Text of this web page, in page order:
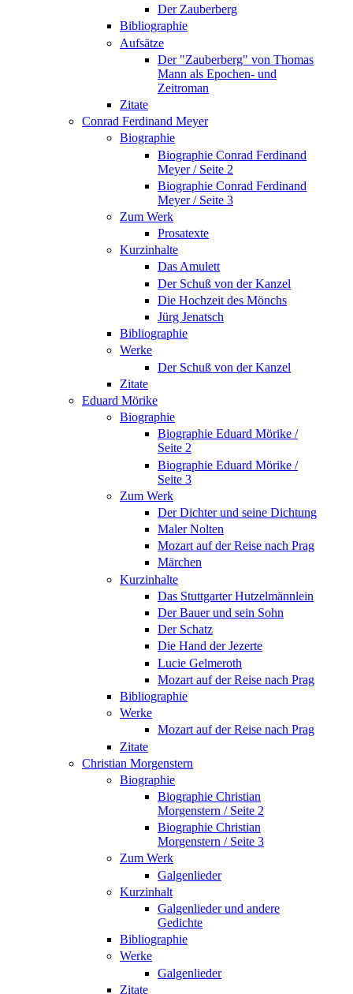
Der Zauberberg
Bibliographie
Aufsätze
Der "Zauberberg" von Thomas
Mann als Epochen- und
Zeitroman
Zitate
Conrad Ferdinand Meyer
Biographie
Biographie Conrad Ferdinand
Meyer / Seite 2
Biographie Conrad Ferdinand
Meyer / Seite 3
Zum Werk
Prosatexte
Kurzinhalte
Das Amulett
Der Schuß von der Kanzel
Die Hochzeit des Mönchs
Jürg Jenatsch
Bibliographie
Werke
Der Schuß von der Kanzel
Zitate
Eduard Mörike
Biographie
Biographie Eduard Mörike /
Seite 2
Biographie Eduard Mörike /
Seite 3
Zum Werk
Der Dichter und seine Dichtung
Maler Nolten
Mozart auf der Reise nach Prag
Märchen
Kurzinhalte
Das Stuttgarter Hutzelmännlein
Der Bauer und sein Sohn
Der Schatz
Die Hand der Jezerte
Lucie Gelmeroth
Mozart auf der Reise nach Prag
Bibliographie
Werke
Mozart auf der Reise nach Prag
Zitate
Christian Morgenstern
Biographie
Biographie Christian
Morgenstern / Seite 2
Biographie Christian
Morgenstern / Seite 3
Zum Werk
Galgenlieder
Kurzinhalt
Galgenlieder und andere
Gedichte
Bibliographie
Werke
Galgenlieder
Zitate